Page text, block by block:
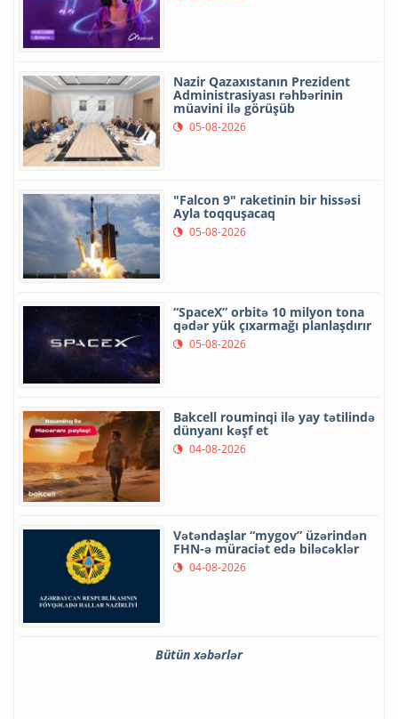
Nazir Qazaxıstanın Prezident
Administrasiyası rəhbərinin
müavini ilə görüşüb
05-08-2026
"Falcon 9" raketinin bir hissəsi
Ayla toqquşacaq
05-08-2026
“SpaceX” orbitə 10 milyon tona
qədər yük çıxarmağı planlaşdırır
05-08-2026
Bakcell rouminqi ilə yay tətilində
dünyanı kəşf et
04-08-2026
Vətəndaşlar “mygov” üzərindən
FHN-ə müraciət edə biləcəklər
04-08-2026
Bütün xəbərlər